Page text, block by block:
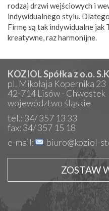
rodzaj drzwi wejściowych i
indywidualnego stylu.
Firmę są tak indywidualne jak
kreatywne, raz harmonijne.
KOZIOL Spółka z o.o.
pl. Mikołaja Kopernika 23
42-714 Lisów - Chwostek
województwo śląskie
tel.: 34/ 357 13 33
fax: 34/ 357 15 18
e-mail:
biuro@koziol-
ZOSTAW